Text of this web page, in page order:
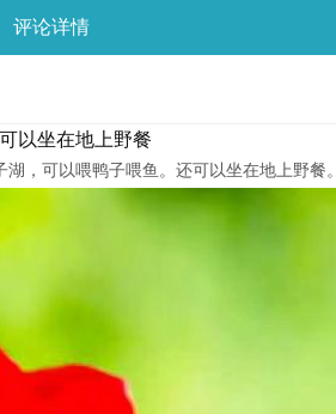
评论详情
以坐在地上野餐
，可以喂鸭子喂鱼。还可以坐在地上野餐。